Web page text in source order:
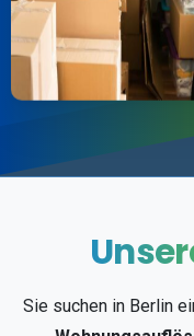
Sie suchen in Berlin